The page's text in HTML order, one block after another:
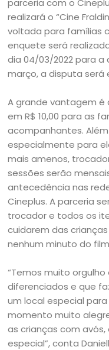
parceria com o
realizará o “Cine
voltada para famílias
enquete será
dia 04/03/2022 para a
março, a disputa será
A grande vantagem é
emR$ 10,00 para as
acompanhantes.
especialmente para
mais amenos,
sessões serão
antecedência nas
Cineplus.A parceria
trocador e todos os
cuidarem das
nenhum minuto do
“Temos muito
diferenciados e que
um local especial
momento muito
as crianças com
especial”, conta